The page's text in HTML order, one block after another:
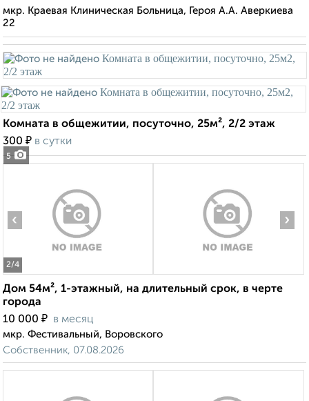
мкр. Краевая Клиническая Больница, Героя А.А. Аверкиева
22
5
Комната в общежитии, посуточно, 25м², 2/2 этаж
300 ₽ в сутки
2/4
‹ ›
Дом 54м², 1-этажный, на длительный срок, в черте
города
10 000 ₽ в месяц
мкр. Фестивальный, Воровского
Собственник, 07.08.2026